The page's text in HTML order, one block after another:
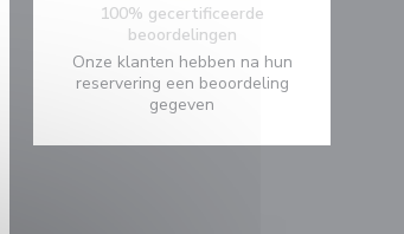
100% gecertificeerde
beoordelingen
Onze klanten hebben na hun
reservering een beoordeling
gegeven